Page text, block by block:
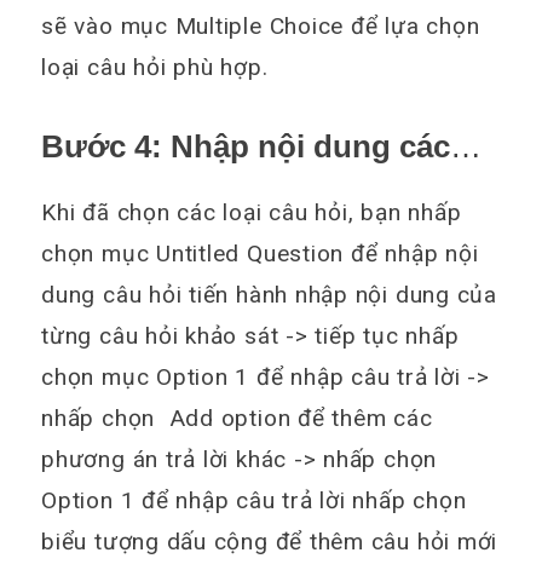
sẽ vào mục Multiple Choice để lựa chọn
loại câu hỏi phù hợp.
Bước 4: Nhập nội dung các
Khi đã chọn các loại câu hỏi, bạn nhấp
chọn mục Untitled Question để nhập nội
dung câu hỏi tiến hành nhập nội dung của
từng câu hỏi khảo sát -> tiếp tục nhấp
chọn mục Option 1 để nhập câu trả lời ->
nhấp chọn Add option để thêm các
phương án trả lời khác -> nhấp chọn
Option 1 để nhập câu trả lời nhấp chọn
biểu tượng dấu cộng để thêm câu hỏi mới